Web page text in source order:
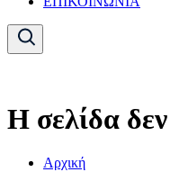
Η σελίδα
Αρχική